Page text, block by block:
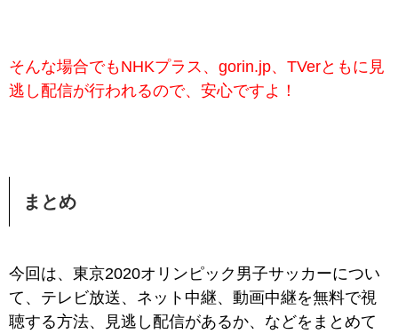
そんな場合でもNHKプラス、gorin.jp、TVerともに見
逃し配信が行われるので、安心ですよ！
まとめ
今回は、東京2020オリンピック男子サッカーについ
て、テレビ放送、ネット中継、動画中継を無料で視
聴する方法、見逃し配信があるか、などをまとめて